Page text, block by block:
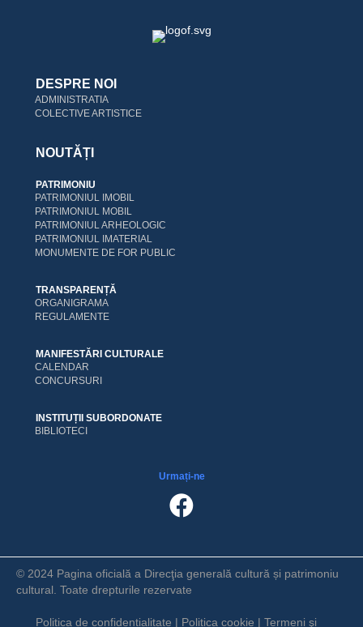
DESPRE NOI
ADMINISTRATIA
COLECTIVE ARTISTICE
NOUTĂȚI
PATRIMONIU
PATRIMONIUL IMOBIL
PATRIMONIUL MOBIL
PATRIMONIUL ARHEOLOGIC
PATRIMONIUL IMATERIAL
MONUMENTE DE FOR PUBLIC
TRANSPARENȚĂ
ORGANIGRAMA
REGULAMENTE
MANIFESTĂRI CULTURALE
CALENDAR
CONCURSURI
INSTITUȚII SUBORDONATE
BIBLIOTECI
Urmați-ne
© 2024 Pagina oficială a Direcţia generală cultură și patrimoniu
cultural. Toate drepturile rezervate
Politica de confidențialitate | Politica cookie | Termeni şi